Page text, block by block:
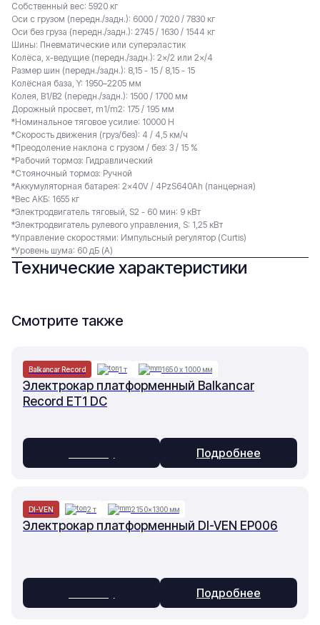
Собственный вес: 5920 кг
Оси с грузом (передн./задн.): 6000 / 7020 / 7830 кг
Оси без груза (передн./задн.): 2745 / 1630 / 1544 кг
Шины: Пневматические или суперэластик
Колёса, x-ведущие (передн./задн.): 2×/2 или 2×/4
Размер шин (передн./задн.): 8,15 - 15 / 8,15 - 15
Колёсная база, Y: 1950–2205 мм
Колея, B1/B2 (передн./задн.): 1500 / 1700 мм
Дорожный просвет, m1/m2: 175 / 195 мм
*Номинальное тяговое усилие: 10000 Н
*Скорость движения (груз/без): 4 / 4,5 км/ч
*Преодоление наклона c грузом / без: 3 / 15 %
*Рабочий тормоз: Гидравлический
*Стояночный тормоз: Ручной
*Аккумуляторная батарея: 2×40V / 4PzS640Ah (панцерная)
*Вес АКБ: 1655 кг
*Электродвигатель тяговый, S2 - 60 мин: 9 кВт
*Электродвигатель рулевого управления, S: 1,25 кВт
*Управление скоростями: Импульсный регулятор (Curtis)
*Уровень шума: 60 дБ (А)
Технические характеристики
Смотрите также
Электрокар платформенный Balkancar
Record ET1 DC
Balkancar Record 1 т 1650 х 1000 мм
Подробнее
Электрокар платформенный DI-VEN EP006
DI-VEN 2 т 2150×1300 мм
Подробнее